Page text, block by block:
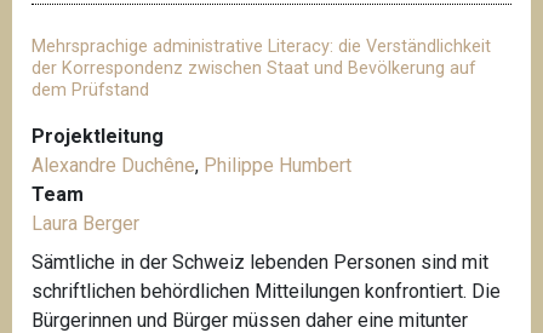
Mehrsprachige administrative Literacy: die Verständlichkeit
der Korrespondenz zwischen Staat und Bevölkerung auf
dem Prüfstand
Projektleitung
Alexandre Duchêne, Philippe Humbert
Team
Laura Berger
Sämtliche in der Schweiz lebenden Personen sind mit
schriftlichen behördlichen Mitteilungen konfrontiert. Die
Bürgerinnen und Bürger müssen daher eine mitunter